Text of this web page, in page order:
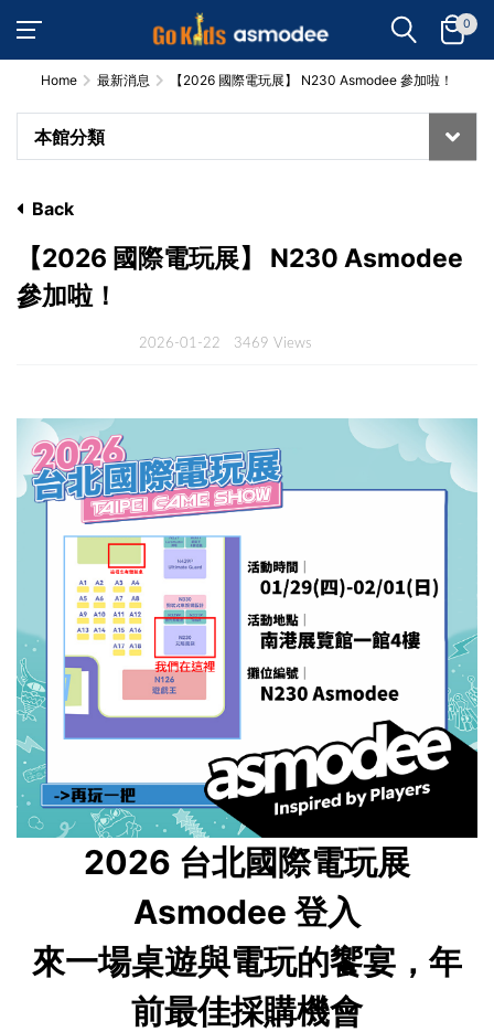
0
Home 最新消息 【2026 國際電玩展】 N230 Asmodee 參加啦！
本館分類
Back
【2026 國際電玩展】 N230 Asmodee
參加啦！
2026-01-22 3469 Views
2026 台北國際電玩展
Asmodee 登入
來一場桌遊與電玩的饗宴，年
前最佳採購機會